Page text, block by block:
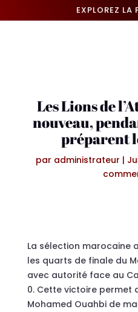
EXPLOREZ LA
Les Lions de
nouveau,
préparent
par administrateur |
La sélection marocaine
les quarts de finale du
avec autorité face au
0. Cette victoire permet
Mohamed Ouahbi de